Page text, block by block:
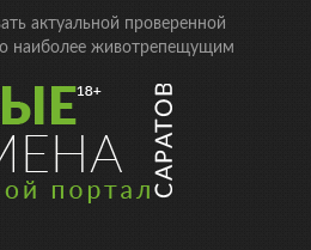
актуальной проверенной
наиболее животрепещущим